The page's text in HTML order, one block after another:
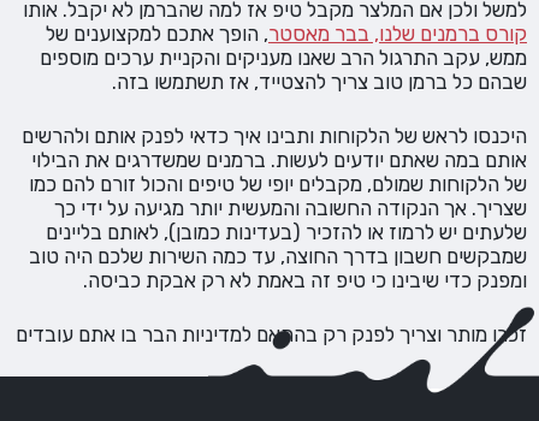
למשל ולכן אם המלצר מקבל טיפ אז למה שהברמן לא יקבל. אותו
קורס ברמנים שלנו, בבר מאסטר, הופך אתכם למקצוענים של
ממש, עקב התרגול הרב שאנו מעניקים והקניית ערכים מוספים
שבהם כל ברמן טוב צריך להצטייד, אז תשתמשו בזה.
היכנסו לראש של הלקוחות ותבינו איך כדאי לפנק אותם ולהרשים
אותם במה שאתם יודעים לעשות. ברמנים שמשדרגים את הבילוי
של הלקוחות שמולם, מקבלים יופי של טיפים והכול זורם להם כמו
שצריך. אך הנקודה החשובה והמעשית יותר מגיעה על ידי כך
שלעתים יש לרמוז או להזכיר (בעדינות כמובן), לאותם בליינים
שמבקשים חשבון בדרך החוצה, עד כמה השירות שלכם היה טוב
ומפנק כדי שיבינו כי טיפ זה באמת לא רק אבקת כביסה.
זכרו מותר וצריך לפנק רק בהתאם למדיניות הבר בו אתם עובדים